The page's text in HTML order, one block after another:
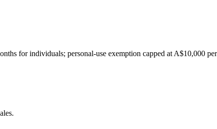
for individuals; personal-use exemption capped at A$10,000